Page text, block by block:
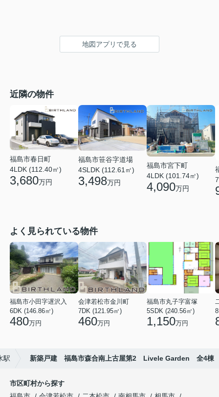
地図アプリで見る
近隣の物件
福島市春日町
4LDK (112.40㎡)
3,680万円
福島市笹谷字道場
4SLDK (112.61㎡)
3,498万円
福島市宮下町
4LDK (101.74㎡)
4,090万円
よく見られている物件
福島市小田字遅沢入
6DK (146.86㎡)
480万円
会津若松市金川町
7DK (121.95㎡)
460万円
福島市丸子字富塚
5SDK (240.56㎡)
1,150万円
駅 新築戸建 福島市森合南上古屋第2 Livele Garden 全4棟
市区町村から探す